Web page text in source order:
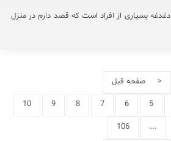
دغدغه بسیاری از افراد است که قصد دارم در منزل
< صفحه قبل
5
6
7
8
9
10
...
106